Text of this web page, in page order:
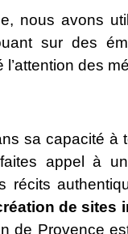
nous avons
sur des
des
sa capacité
appel à
récits
de sites
de Provence